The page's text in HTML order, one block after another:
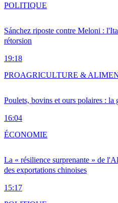
Sánchez riposte contre Meloni :
rétorsion
19:18
POLITIQUE
Poulets, bovins et ours polaires : la
16:04
PROAGRICULTURE &
La « résilience surprenante » de
des exportations chinoises
15:17
ÉCONOMIE